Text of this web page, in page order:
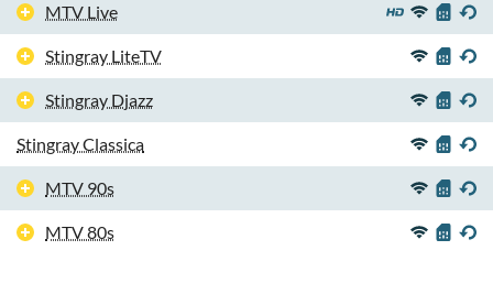
MTV Live
Stingray LiteTV
Stingray Djazz
Stingray Classica
MTV 90s
MTV 80s